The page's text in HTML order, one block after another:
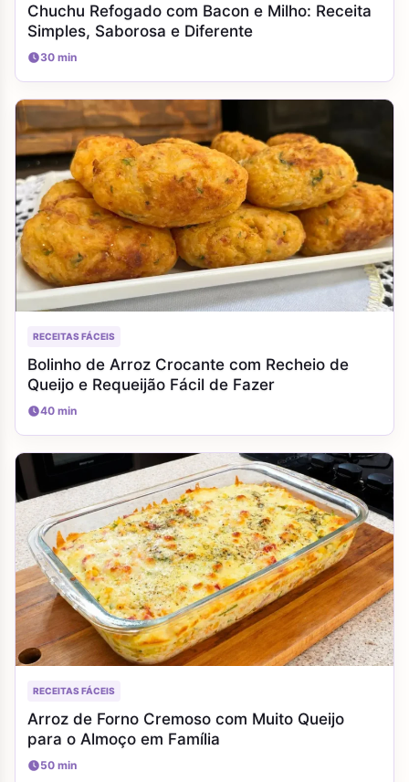
Chuchu Refogado com Bacon e Milho: Receita
Simples, Saborosa e Diferente
30 min
RECEITAS FÁCEIS
Bolinho de Arroz Crocante com Recheio de
Queijo e Requeijão Fácil de Fazer
40 min
RECEITAS FÁCEIS
Arroz de Forno Cremoso com Muito Queijo
para o Almoço em Família
50 min